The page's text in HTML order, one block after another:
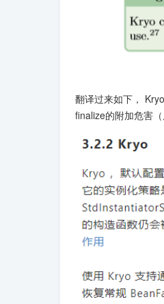
翻译过来如下，
finalize的附加危害